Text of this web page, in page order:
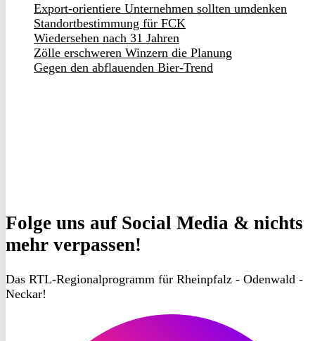
Export-orientiere Unternehmen sollten umdenken
Standortbestimmung für FCK
Wiedersehen nach 31 Jahren
Zölle erschweren Winzern die Planung
Gegen den abflauenden Bier-Trend
Folge uns auf Social Media & nichts
mehr verpassen!
Das RTL-Regionalprogramm für Rheinpfalz - Odenwald -
Neckar!